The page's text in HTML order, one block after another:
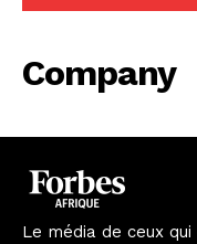
Company
Le média de ceux